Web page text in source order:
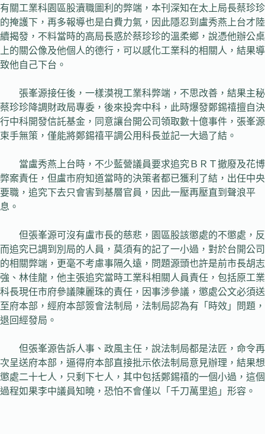
有關工業科園區股瀆職圖利的弊端，本刊深知在太上局長蔡珍珍
的掩護下，再多報導也是白費力氣，因此隱忍到盧秀燕上台才陸
續揭發，不料當時的高局長惑於蔡珍珍的溫柔鄉，說憑他辦公桌
上的關公像及他個人的德行，可以感化工業科的相關人，結果導
致他自己下台。
張峯源接任後，一樣漠視工業科弊端，不思改善，結果主秘
蔡珍珍降調財政局專委，後來投奔中科，此時爆發鄭錫禧擅自決
行中科開發信託基金，同意讓台開公司領取數十億事件，張峯源
束手無策，僅能將鄭錫禧平調公用科長並記一大過了結。
當盧秀燕上台時，不少藍營議員要求追究ＢＲＴ撤廢及花博
弊案責任，但盧市府知道當時的決策者都已獲利了結，出任中央
要職，追究下去只會害到基層官員，因此一壓再壓直到聲浪平
息。
但張峯源可沒有盧市長的慈悲，園區股該懲處的不懲處，反
而追究已調到別局的人員，莫須有的記了一小過，對於台開公司
的相關弊端，更毫不考慮事隔久遠，問題源頭也許是前市長胡志
強、林佳龍，他主張追究當時工業科相關人員責任，包括原工業
科長現任市府參議陳麗珠的責任，因事涉參議，懲處公文必須送
至府本部，經府本部簽會法制局，法制局認為有「時效」問題，
退回經發局。
但張峯源告訴人事、政風主任，說法制局都是法匠，命令再
次呈送府本部，逼得府本部直接批示依法制局意見辦理，結果想
懲處二十七人，只剩下七人，其中包括鄭錫禧的一個小過，這個
過程如果李中議員知曉，恐怕不會僅以「千刀萬里追」形容。